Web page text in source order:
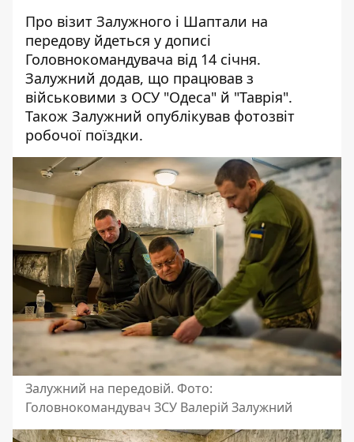
Про візит Залужного і Шаптали на
передову йдеться у дописі
Головнокомандувача від 14 січня.
Залужний додав, що працював з
військовими з ОСУ "Одеса" й "Таврія".
Також Залужний опублікував фотозвіт
робочої поїздки.
Залужний на передовій. Фото:
Головнокомандувач ЗСУ Валерій Залужний